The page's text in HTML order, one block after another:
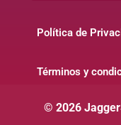
Política de
Términos y
© 2026